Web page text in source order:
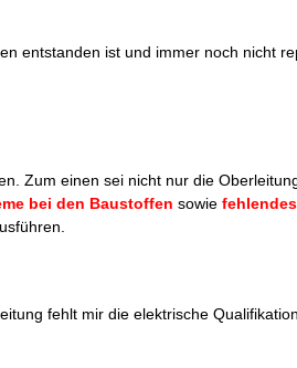
entstanden ist und immer noch nicht
Zum einen sei nicht nur die
bei den Baustoffen sowie
fehlt mir die elektrische